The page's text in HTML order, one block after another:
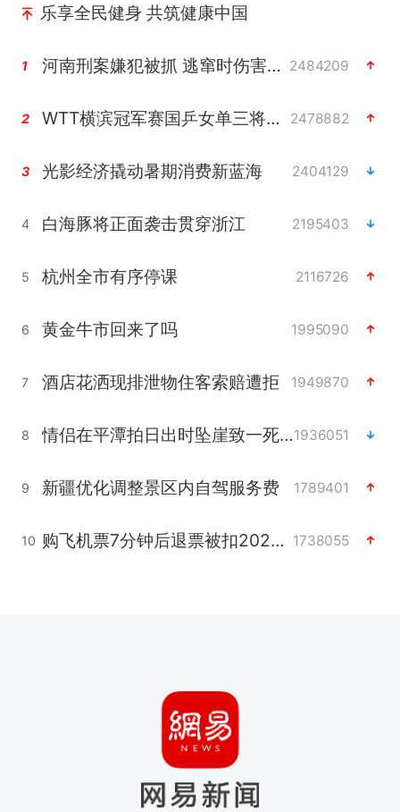
乐享全民健身 共筑健康中国
1 河南刑案嫌犯被抓 逃窜时伤害多人 2484209
2 WTT横滨冠军赛国乒女单三将晋级四强 2478882
3 光影经济撬动暑期消费新蓝海 2404129
4 白海豚将正面袭击贯穿浙江 2195403
5 杭州全市有序停课 2116726
6 黄金牛市回来了吗 1995090
7 酒店花洒现排泄物住客索赔遭拒 1949870
8 情侣在平潭拍日出时坠崖致一死一伤1936051
9 新疆优化调整景区内自驾服务费 1789401
10 购飞机票7分钟后退票被扣2022元 1738055